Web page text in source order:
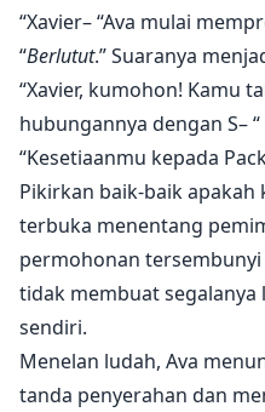
“Xavier– “Ava mulai
“Berlutut.” Suaranya
“Xavier, kumohon! Kamu
hubungannya dengan S– “
“Kesetiaanmu kepada
Pikirkan baik-baik apakah
terbuka menentang
permohonan
tidak membuat
sendiri.
Menelan ludah, Ava
tanda penyerahan dan